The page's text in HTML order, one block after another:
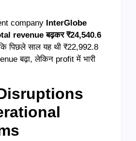
company InterGlobe
revenue बढ़कर ₹24,540.6
पिछले साल यह थी ₹22,992.8
बढ़ा, लेकिन profit में भारी